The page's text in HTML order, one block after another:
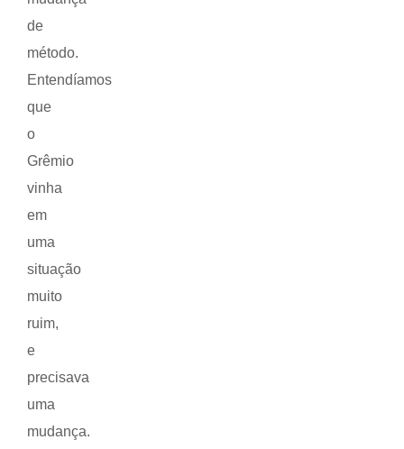
de
método.
Entendíamos
que
o
Grêmio
vinha
em
uma
situação
muito
ruim,
e
precisava
uma
mudança.